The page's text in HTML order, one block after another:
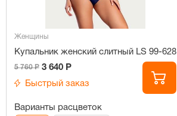
Женщины
Купальник женский слитный LS 99-628
5 760 Р 3 640 Р
Быстрый заказ
Варианты расцветок